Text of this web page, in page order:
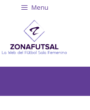
Menu